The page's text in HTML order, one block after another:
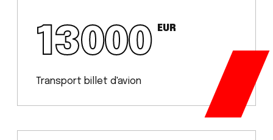
13000 EUR
Transport billet d'avion